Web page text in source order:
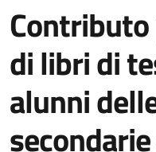
Contributo
di libri di
alunni